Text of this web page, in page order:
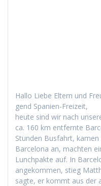
Hal­lo Liebe Eltern und
gend Spanien-Freizeit,
heute sind wir nach
ca. 160 km ent­fer­nte
Stun­den Bus­fahrt,
Barcelona an, macht­en
Lunch­pak­te auf. In
angekom­men, stieg
sagte, er kommt aus der